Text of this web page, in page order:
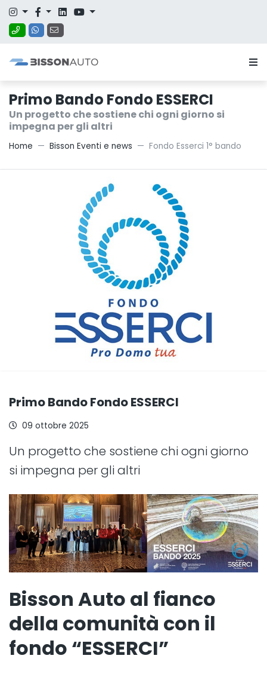
Primo Bando Fondo ESSERCI
Un progetto che sostiene chi ogni giorno si
impegna per gli altri
Home Bisson Eventi e news Fondo Esserci 1° bando
Primo Bando Fondo ESSERCI
09 ottobre 2025
Un progetto che sostiene chi ogni giorno
si impegna per gli altri
Bisson Auto al fianco
della comunità con il
fondo “ESSERCI”